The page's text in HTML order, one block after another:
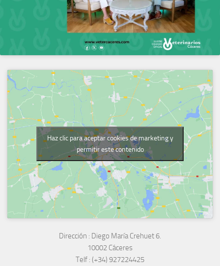
Haz clic para aceptar cookies de marketing y
permitir este contenido
Dirección : Diego María Crehuet 6.
10002 Cáceres
Telf : (+34) 927224425